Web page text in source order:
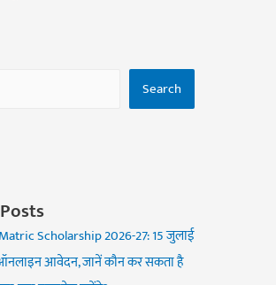
Search
Scholarship 2026-27: 15 जुलाई
आवेदन, जानें कौन कर सकता है